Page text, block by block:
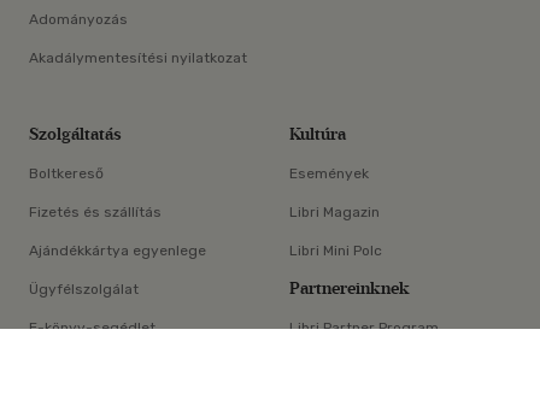
×
Adományozás
Akadálymentesítési nyilatkozat
Szolgáltatás
Boltkereső
Fizetés és szállítás
Ajándékkártya egyenlege
Ügyfélszolgálat
E-könyv-segédlet
Kultúra
Események
Libri Magazin
Libri Mini Polc
Partnereinknek
Libri Partner Program